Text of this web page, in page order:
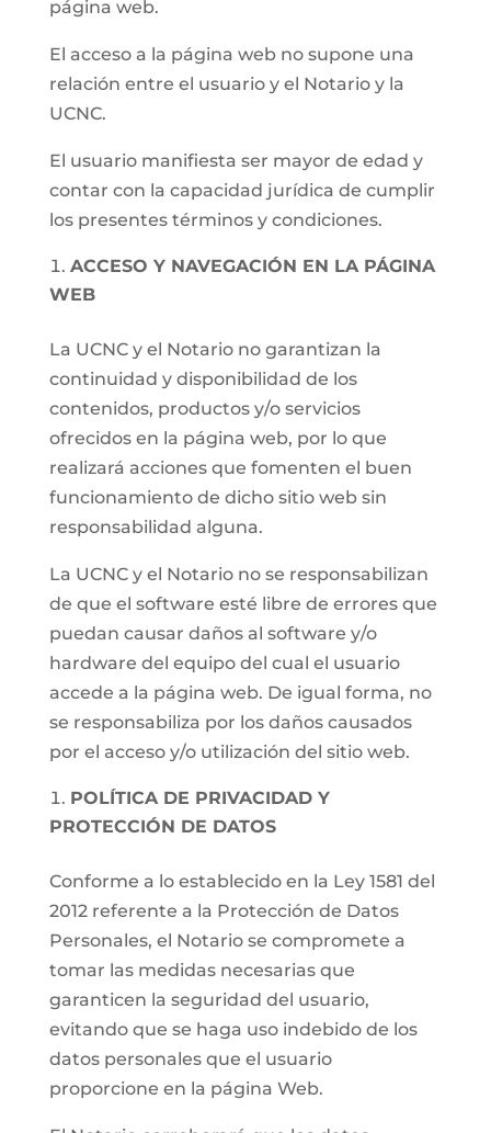
página web.
El acceso a la página web no supone una
relación entre el usuario y el Notario y la
UCNC.
El usuario manifiesta ser mayor de edad y
contar con la capacidad jurídica de cumplir
los presentes términos y condiciones.
ACCESO Y NAVEGACIÓN EN LA PÁGINA
WEB
La UCNC y el Notario no garantizan la
continuidad y disponibilidad de los
contenidos, productos y/o servicios
ofrecidos en la página web, por lo que
realizará acciones que fomenten el buen
funcionamiento de dicho sitio web sin
responsabilidad alguna.
La UCNC y el Notario no se responsabilizan
de que el software esté libre de errores que
puedan causar daños al software y/o
hardware del equipo del cual el usuario
accede a la página web. De igual forma, no
se responsabiliza por los daños causados
por el acceso y/o utilización del sitio web.
POLÍTICA DE PRIVACIDAD Y
PROTECCIÓN DE DATOS
Conforme a lo establecido en la Ley 1581 del
2012 referente a la Protección de Datos
Personales, el Notario se compromete a
tomar las medidas necesarias que
garanticen la seguridad del usuario,
evitando que se haga uso indebido de los
datos personales que el usuario
proporcione en la página Web.